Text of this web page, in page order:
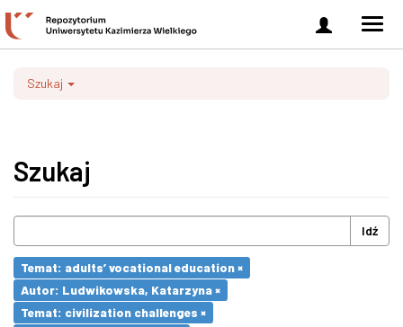
Zaloguj
się
Szukaj
Szukaj
Idź
Temat: adults’ vocational education ×
Autor: Ludwikowska, Katarzyna ×
Temat: civilization challenges ×